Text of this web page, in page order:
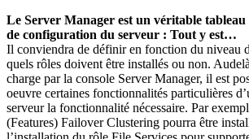
Le Server Manager est un véritable
de configuration du serveur : Tout y est…
Il conviendra de définir en fonction du niveau
quels rôles doivent être installés ou non.
charge par la console Server Manager, il est
oeuvre certaines fonctionnalités particulières
serveur la fonctionnalité nécessaire. Par
(Features) Failover Clustering pourra être